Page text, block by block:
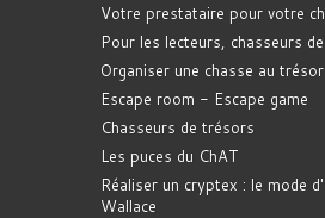
Votre prestataire pour votre
Pour les lecteurs, chasseurs
Organiser une chasse au trésor
Escape room - Escape game
Chasseurs de trésors
Les puces du ChAT
Réaliser un cryptex : le mode
Wallace